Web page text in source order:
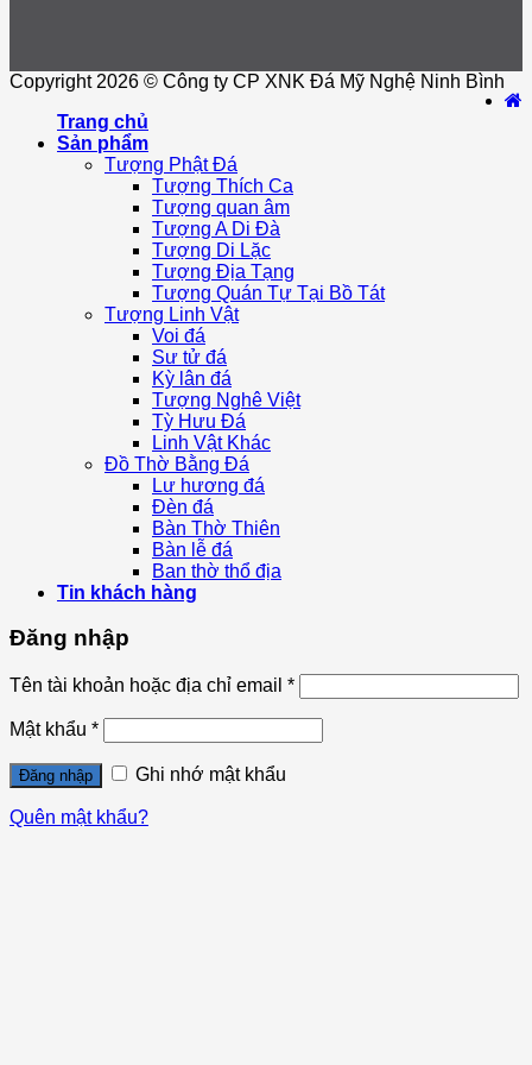
Copyright 2026 © Công ty CP XNK Đá Mỹ Nghệ Ninh Bình
Trang chủ
Sản phẩm
Tượng Phật Đá
Tượng Thích Ca
Tượng quan âm
Tượng A Di Đà
Tượng Di Lặc
Tượng Địa Tạng
Tượng Quán Tự Tại Bồ Tát
Tượng Linh Vật
Voi đá
Sư tử đá
Kỳ lân đá
Tượng Nghê Việt
Tỳ Hưu Đá
Linh Vật Khác
Đồ Thờ Bằng Đá
Lư hương đá
Đèn đá
Bàn Thờ Thiên
Bàn lễ đá
Ban thờ thổ địa
Tin khách hàng
Đăng nhập
Tên tài khoản hoặc địa chỉ email *
Mật khẩu *
Đăng nhập Ghi nhớ mật khẩu
Quên mật khẩu?